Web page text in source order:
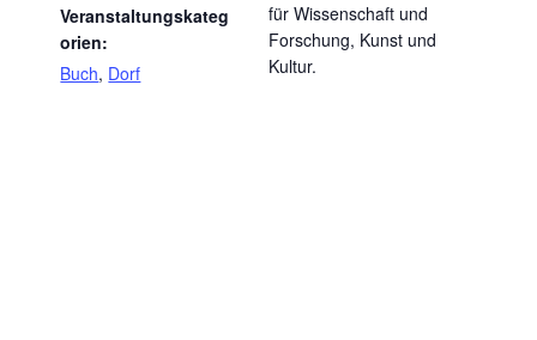
Veranstaltungskateg
orien:
Buch, Dorf
für Wissenschaft und
Forschung, Kunst und
Kultur.